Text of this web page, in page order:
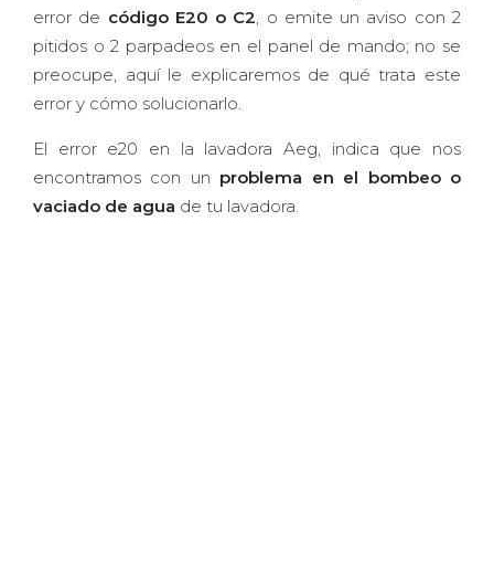
error de código E20 o C2, o emite un aviso con 2
pitidos o 2 parpadeos en el panel de mando; no se
preocupe, aquí le explicaremos de qué trata este
error y cómo solucionarlo.
El error e20 en la lavadora Aeg, indica que nos
encontramos con un problema en el bombeo o
vaciado de agua de tu lavadora.